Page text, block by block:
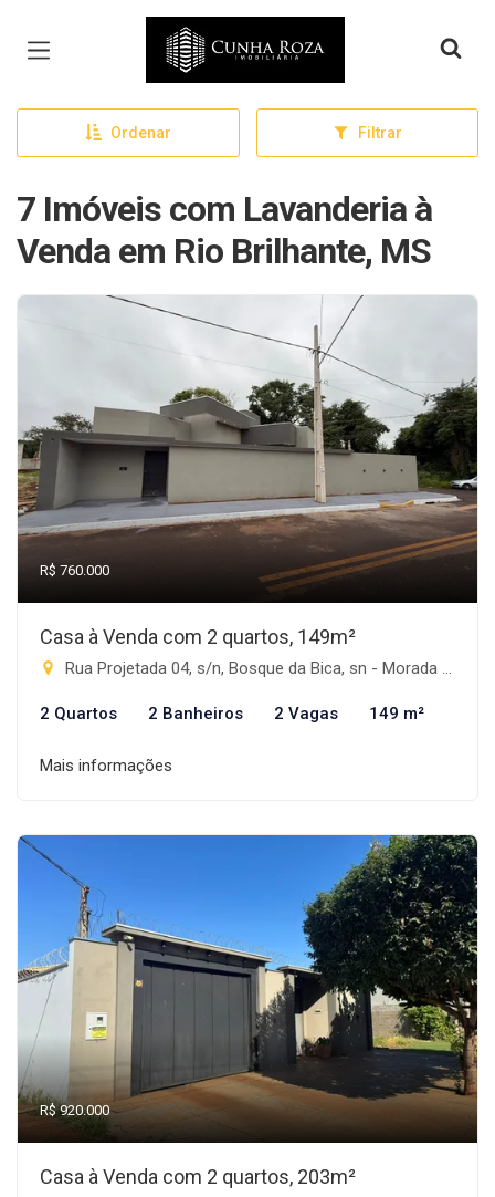
Página inicial
Ordenar Filtrar
7 Imóveis com Lavanderia à
Venda em Rio Brilhante, MS
R$ 760.000
Casa à Venda com 2 quartos, 149m²
Rua Projetada 04, s/n, Bosque da Bica, sn - Morada do Sol, Rio Brilhante-MS
2 Quartos 2 Banheiros 2 Vagas 149 m²
Mais informações
R$ 920.000
Casa à Venda com 2 quartos, 203m²